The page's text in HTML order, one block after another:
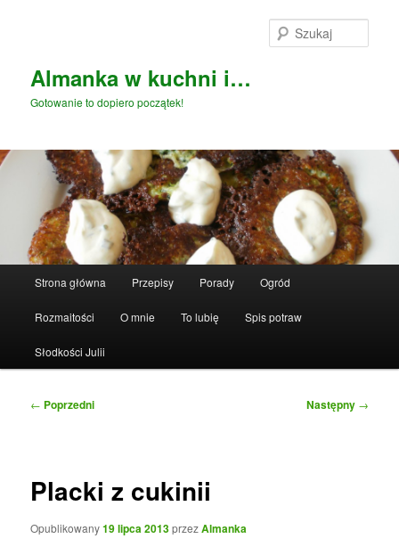
Almanka w kuchni i…
Gotowanie to dopiero początek!
Strona główna Przepisy Porady Ogród
Rozmaitości O mnie To lubię Spis potraw
Słodkości Julii
Nawigacja
← Poprzedni Następny →
Placki z cukinii
Opublikowany19 lipca 2013przezAlmanka